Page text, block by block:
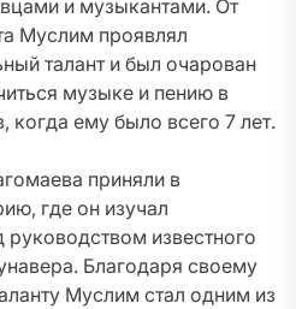
и музыкантами. От
Муслим проявлял
талант и был очарован
музыке и пению в
когда ему было всего 7 лет.
приняли в
где он изучал
руководством известного
Благодаря своему
Муслим стал одним из